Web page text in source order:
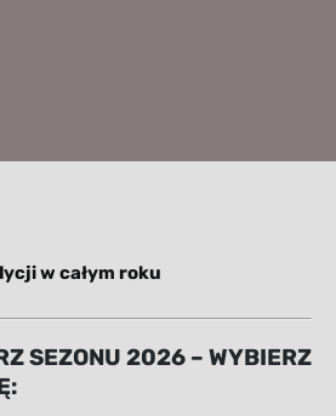
w całym roku
SEZONU 2026 – WYBIERZ